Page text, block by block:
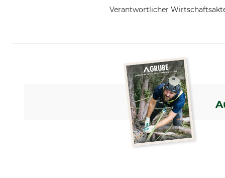
Verantwortlicher